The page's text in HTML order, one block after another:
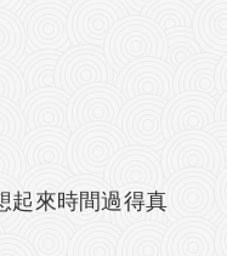
起來時間過得真